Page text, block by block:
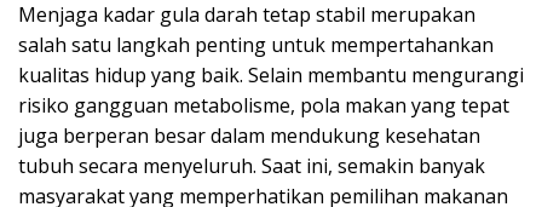
Menjaga kadar gula darah tetap stabil merupakan
salah satu langkah penting untuk mempertahankan
kualitas hidup yang baik. Selain membantu mengurangi
risiko gangguan metabolisme, pola makan yang tepat
juga berperan besar dalam mendukung kesehatan
tubuh secara menyeluruh. Saat ini, semakin banyak
masyarakat yang memperhatikan pemilihan makanan